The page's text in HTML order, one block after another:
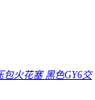
包火花塞 黑色GY6交